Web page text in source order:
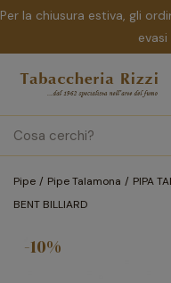
Per la chiusura estiva, gli
Pipe Pipe Talamona
PIPA
BENT BILLIARD
-10%